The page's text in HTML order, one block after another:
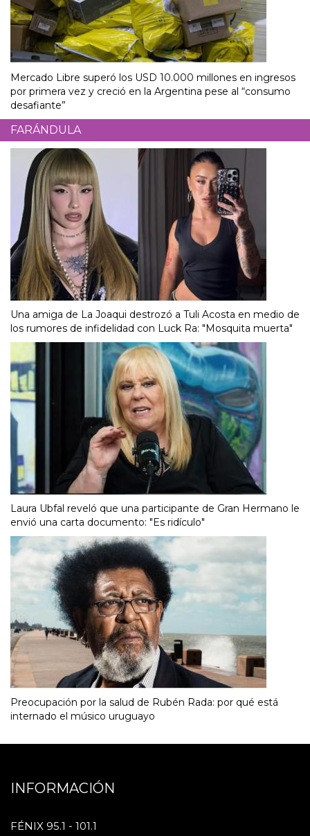
Mercado Libre superó los USD 10.000 millones en ingresos
por primera vez y creció en la Argentina pese al “consumo
desafiante”
FARÁNDULA
Una amiga de La Joaqui destrozó a Tuli Acosta en medio de
los rumores de infidelidad con Luck Ra: "Mosquita muerta"
Laura Ubfal reveló que una participante de Gran Hermano le
envió una carta documento: "Es ridículo"
Preocupación por la salud de Rubén Rada: por qué está
internado el músico uruguayo
INFORMACIÓN
FÉNIX 95.1 - 101.1